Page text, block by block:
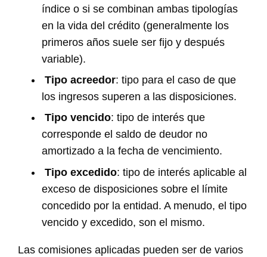
índice o si se combinan ambas tipologías
en la vida del crédito (generalmente los
primeros años suele ser fijo y después
variable).
Tipo acreedor: tipo para el caso de que
los ingresos superen a las disposiciones.
Tipo vencido: tipo de interés que
corresponde el saldo de deudor no
amortizado a la fecha de vencimiento.
Tipo excedido: tipo de interés aplicable al
exceso de disposiciones sobre el límite
concedido por la entidad. A menudo, el tipo
vencido y excedido, son el mismo.
Las comisiones aplicadas pueden ser de varios